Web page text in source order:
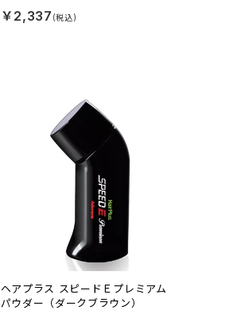
￥2,337
ヘアプラス スピードＥプレミアム
パウダー（ダークブラウン）